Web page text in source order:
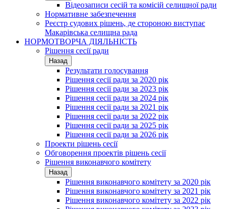
Відеозаписи сесій та комісій селищної ради
Нормативне забезпечення
Реєстр судових рішень, де стороною виступає
Макарівська селищна рада
НОРМОТВОРЧА ДІЯЛЬНІСТЬ
Рішення сесії ради
Назад
Результати голосування
Рішення сесії ради за 2020 рік
Рішення сесії ради за 2023 рік
Рішення сесії ради за 2024 рік
Рішення сесії ради за 2021 рік
Рішення сесії ради за 2022 рік
Рішення сесії ради за 2025 рік
Рішення сесії ради за 2026 рік
Проекти рішень сесії
Обговорення проектів рішень сесії
Рішення виконавчого комітету
Назад
Рішення виконавчого комітету за 2020 рік
Рішення виконавчого комітету за 2021 рік
Рішення виконавчого комітету за 2022 рік